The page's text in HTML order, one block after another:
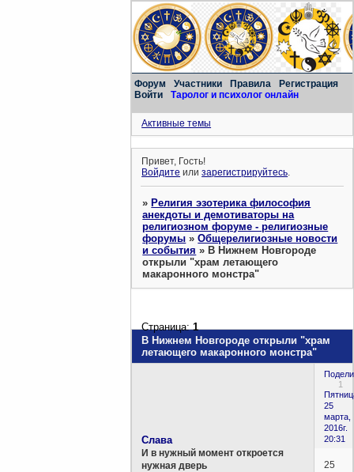
Форум Участники Правила
Регистрация
Войти
Таролог и психолог онлайн
Активные темы
Привет, Гость!
Войдите илизарегистрируйтесь.
»Религия эзотерика философия
анекдоты и демотиваторы на
религиозном форуме - религиозные
форумы »Общерелигиозные новости
и события »В Нижнем Новгороде
открыли "храм летающего
макаронного монстра"
В Нижнем Новгороде открыли "храм
летающего макаронного монстра"
Страница:1
1
25
марта,
2016г.
20:31
Слава
И в нужный момент откроется
нужная дверь
25